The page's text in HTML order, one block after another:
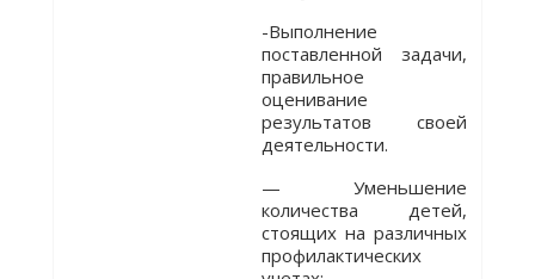
-Выполнение
поставленной задачи,
правильное
оценивание
результатов своей
деятельности.
— Уменьшение
количества детей,
стоящих на различных
профилактических